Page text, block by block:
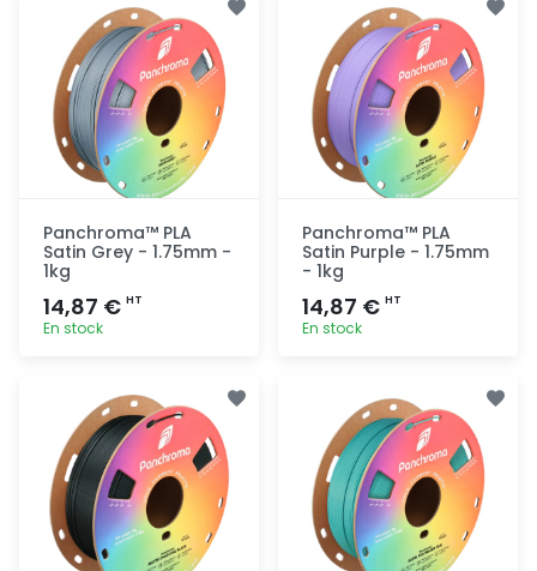
rapide
rapide
Panchroma™ PLA
Satin Grey - 1.75mm -
1kg
14,87 € HT
En stock
rapide
Panchroma™ PLA
Satin Purple - 1.75mm
- 1kg
14,87 € HT
En stock
rapide